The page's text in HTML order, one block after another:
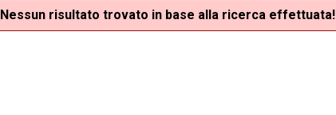
Nessun risultato trovato in base alla ricerca effettuata!